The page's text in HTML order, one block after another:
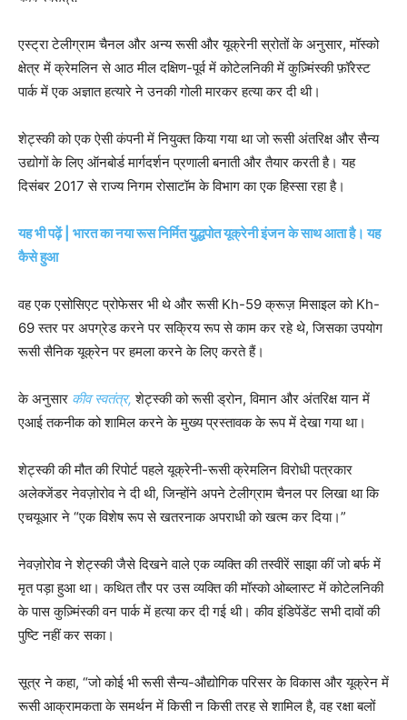
एस्ट्रा टेलीग्राम चैनल और अन्य रूसी और यूक्रेनी स्रोतों के अनुसार, मॉस्को
क्षेत्र में क्रेमलिन से आठ मील दक्षिण-पूर्व में कोटेलनिकी में कुज़्मिंस्की फ़ॉरेस्ट
पार्क में एक अज्ञात हत्यारे ने उनकी गोली मारकर हत्या कर दी थी।
शेट्स्की को एक ऐसी कंपनी में नियुक्त किया गया था जो रूसी अंतरिक्ष और सैन्य
उद्योगों के लिए ऑनबोर्ड मार्गदर्शन प्रणाली बनाती और तैयार करती है। यह
दिसंबर 2017 से राज्य निगम रोसाटॉम के विभाग का एक हिस्सा रहा है।
यह भी पढ़ें | भारत का नया रूस निर्मित युद्धपोत यूक्रेनी इंजन के साथ आता है। यह
कैसे हुआ
वह एक एसोसिएट प्रोफेसर भी थे और रूसी Kh-59 क्रूज़ मिसाइल को Kh-
69 स्तर पर अपग्रेड करने पर सक्रिय रूप से काम कर रहे थे, जिसका उपयोग
रूसी सैनिक यूक्रेन पर हमला करने के लिए करते हैं।
के अनुसार कीव स्वतंत्र, शेट्स्की को रूसी ड्रोन, विमान और अंतरिक्ष यान में
एआई तकनीक को शामिल करने के मुख्य प्रस्तावक के रूप में देखा गया था।
शेट्स्की की मौत की रिपोर्ट पहले यूक्रेनी-रूसी क्रेमलिन विरोधी पत्रकार
अलेक्जेंडर नेवज़ोरोव ने दी थी, जिन्होंने अपने टेलीग्राम चैनल पर लिखा था कि
एचयूआर ने “एक विशेष रूप से खतरनाक अपराधी को खत्म कर दिया।”
नेवज़ोरोव ने शेट्स्की जैसे दिखने वाले एक व्यक्ति की तस्वीरें साझा कीं जो बर्फ में
मृत पड़ा हुआ था। कथित तौर पर उस व्यक्ति की मॉस्को ओब्लास्ट में कोटेलनिकी
के पास कुज़्मिंस्की वन पार्क में हत्या कर दी गई थी। कीव इंडिपेंडेंट सभी दावों की
पुष्टि नहीं कर सका।
सूत्र ने कहा, “जो कोई भी रूसी सैन्य-औद्योगिक परिसर के विकास और यूक्रेन में
रूसी आक्रामकता के समर्थन में किसी न किसी तरह से शामिल है, वह रक्षा बलों